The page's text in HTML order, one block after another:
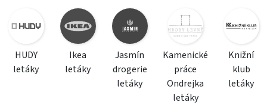
HUDY
letáky
Ikea
letáky
Jasmín
drogerie
letáky
Kamenické
práce
Ondrejka
letáky
Knižní
klub
letáky